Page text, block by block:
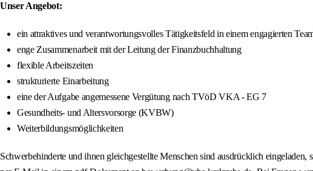
Unser Angebot:
ein attraktives und verantwortungsvolles Tätigkeitsfeld in einem engagierten
enge Zusammenarbeit mit der Leitung der Finanzbuchhaltung
flexible Arbeitszeiten
strukturierte Einarbeitung
eine der Aufgabe angemessene Vergütung nach TVöD VKA - EG 7
Gesundheits- und Altersvorsorge (KVBW)
Weiterbildungsmöglichkeiten
Schwerbehinderte und ihnen gleichgestellte Menschen sind ausdrücklich